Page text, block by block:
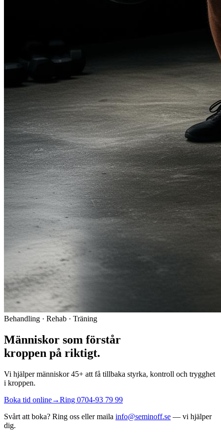
Behandling · Rehab · Träning
Människor som förstår
kroppen på riktigt.
Vi hjälper människor 45+ att få tillbaka styrka, kontroll och trygghet
i kroppen.
Boka tid online→Ring 0704-93 79 99
Svårt att boka? Ring oss eller maila info@seminoff.se — vi hjälper
dig.